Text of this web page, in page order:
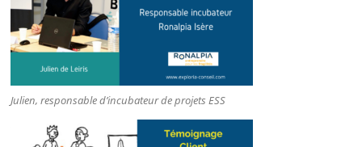
Julien, responsable d’incubateur de projets ESS